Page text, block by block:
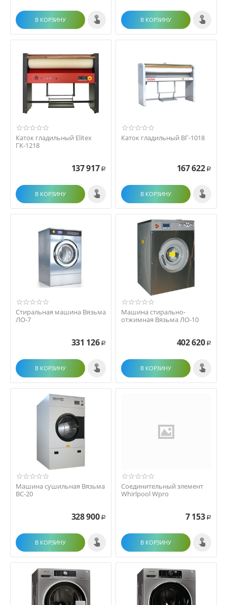
В КОРЗИНУ В КОРЗИНУ
Каток гладильный Elitex
ГК-1218
137 917 Р
В КОРЗИНУ
Каток гладильный ВГ-1018
167 622 Р
В КОРЗИНУ
Стиральная машина Вязьма
ЛО-7
331 126 Р
В КОРЗИНУ
Машина стирально-
отжимная Вязьма ЛО-10
402 620 Р
В КОРЗИНУ
Машина сушильная Вязьма
ВС-20
328 900 Р
В КОРЗИНУ
Соединительный элемент
Whirlpool Wpro
7 153 Р
В КОРЗИНУ